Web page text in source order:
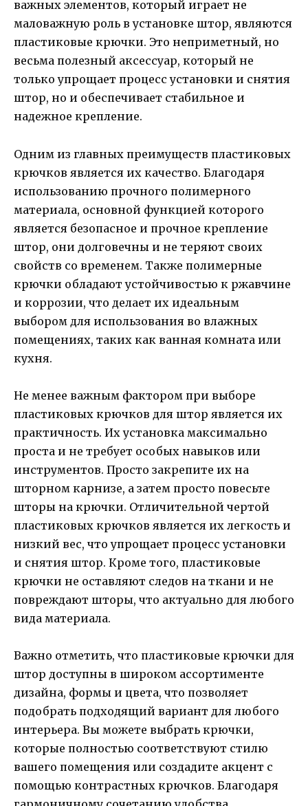
важных элементов, который играет не
маловажную роль в установке штор, являются
пластиковые крючки. Это неприметный, но
весьма полезный аксессуар, который не
только упрощает процесс установки и снятия
штор, но и обеспечивает стабильное и
надежное крепление.
Одним из главных преимуществ пластиковых
крючков является их качество. Благодаря
использованию прочного полимерного
материала, основной функцией которого
является безопасное и прочное крепление
штор, они долговечны и не теряют своих
свойств со временем. Также полимерные
крючки обладают устойчивостью к ржавчине
и коррозии, что делает их идеальным
выбором для использования во влажных
помещениях, таких как ванная комната или
кухня.
Не менее важным фактором при выборе
пластиковых крючков для штор является их
практичность. Их установка максимально
проста и не требует особых навыков или
инструментов. Просто закрепите их на
шторном карнизе, а затем просто повесьте
шторы на крючки. Отличительной чертой
пластиковых крючков является их легкость и
низкий вес, что упрощает процесс установки
и снятия штор. Кроме того, пластиковые
крючки не оставляют следов на ткани и не
повреждают шторы, что актуально для любого
вида материала.
Важно отметить, что пластиковые крючки для
штор доступны в широком ассортименте
дизайна, формы и цвета, что позволяет
подобрать подходящий вариант для любого
интерьера. Вы можете выбрать крючки,
которые полностью соответствуют стилю
вашего помещения или создадите акцент с
помощью контрастных крючков. Благодаря